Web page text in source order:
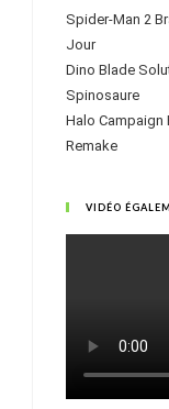
Spider-Man 2
Jour
Dino Blade
Spinosaure
Halo Campaign
Remake
VIDÉO